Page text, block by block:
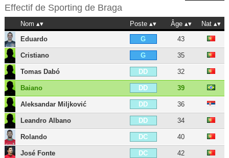
Effectif de Sporting de Braga
Nom Poste Âge
Nat
Eduardo
G 43
Cristiano G 35
Tomas Dabó DD 32
Baiano DD 39
Aleksandar Miljković DD 36
Leandro Albano DD 34
Rolando DC 40
José Fonte DC 42